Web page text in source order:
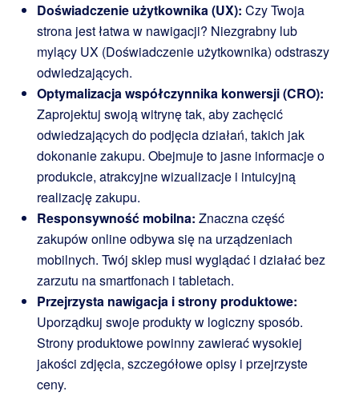
Doświadczenie użytkownika (UX): Czy Twoja
strona jest łatwa w nawigacji? Niezgrabny lub
mylący UX (Doświadczenie użytkownika) odstraszy
odwiedzających.
Optymalizacja współczynnika konwersji (CRO):
Zaprojektuj swoją witrynę tak, aby zachęcić
odwiedzających do podjęcia działań, takich jak
dokonanie zakupu. Obejmuje to jasne informacje o
produkcie, atrakcyjne wizualizacje i intuicyjną
realizację zakupu.
Responsywność mobilna: Znaczna część
zakupów online odbywa się na urządzeniach
mobilnych. Twój sklep musi wyglądać i działać bez
zarzutu na smartfonach i tabletach.
Przejrzysta nawigacja i strony produktowe:
Uporządkuj swoje produkty w logiczny sposób.
Strony produktowe powinny zawierać wysokiej
jakości zdjęcia, szczegółowe opisy i przejrzyste
ceny.